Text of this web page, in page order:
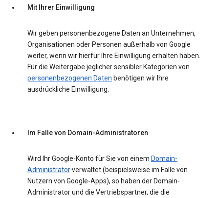
Mit Ihrer Einwilligung
Wir geben personenbezogene Daten an Unternehmen,
Organisationen oder Personen außerhalb von Google
weiter, wenn wir hierfür Ihre Einwilligung erhalten haben.
Für die Weitergabe jeglicher sensibler Kategorien von
personenbezogenen Daten benötigen wir Ihre
ausdrückliche Einwilligung.
Im Falle von Domain-Administratoren
Wird Ihr Google-Konto für Sie von einem Domain-
Administrator·verwaltet (beispielsweise im Falle von
Nutzern von Google-Apps), so haben der Domain-
Administrator und die Vertriebspartner, die die